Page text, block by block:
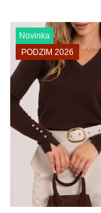
Novinka
PODZIM 2026